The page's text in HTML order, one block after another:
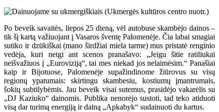
Po beveik savaitės, liepos 25 dieną, vėl autobuse skambėjo dainos –
tik šį kartą važiuojant į Vasaros šventę Palomenėje. Čia labai smagiai
sutiko ir dzūkiškai (mano širdžiai miela tarme) mus pristatė renginio
vedėja, kuri netgi ant scenos pranašavo: „Jeigu šitie ratiliukai
neišvažiuos į „Euroviziją“, tai mes niekad jos nelaimėsim.“ Panašiai
kaip ir Bijotuose, Palomenėje supažindinome žiūrovus su visų
regionų ypatumais: skirtingu skambesiu, kostiumų įmantrumais,
šokių subtilybėmis. Jau beveik visai sutemus, prasidėjo vakarėlis su
„DJ Kaziuko“ dainomis. Publika nenorėjo sustoti, tad teko atiduoti
visą dar turimą energiją ir dainą „Apkabyk“ sudainuoti du kartus.